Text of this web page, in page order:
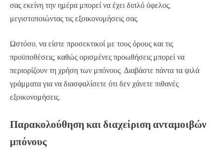
σας εκείνη την ημέρα μπορεί να έχει διπλό όφελος,
μεγιστοποιώντας τις εξοικονομήσεις σας.
Ωστόσο, να είστε προσεκτικοί με τους όρους και τις
προϋποθέσεις, καθώς ορισμένες προωθήσεις μπορεί να
περιορίζουν τη χρήση των μπόνους. Διαβάστε πάντα τα ψιλά
γράμματα για να διασφαλίσετε ότι δεν χάνετε πιθανές
εξοικονομήσεις.
Παρακολούθηση και διαχείριση ανταμοιβών
μπόνους